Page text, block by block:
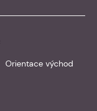
Orientace východ